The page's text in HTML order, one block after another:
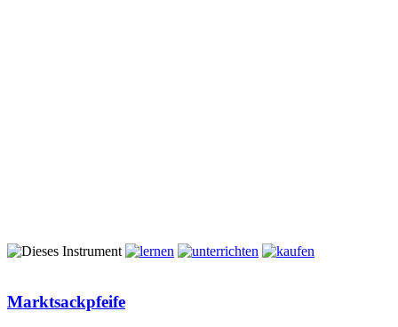
Marktsackpfeife